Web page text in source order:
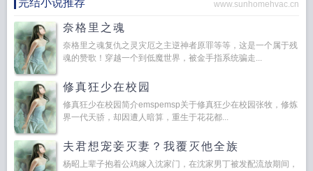
完结小说推荐 www.sunhomehvac.cn
奈格里之魂
奈格里之魂复仇之灵灾厄之主逆神者原罪等等，这是一个属于残
魂的赞歌！穿越一个到低魔世界，被金手指系统骗走...
修真狂少在校园
修真狂少在校园简介emspemsp关于修真狂少在校园张牧，修炼
界一代天骄，却因遭人暗算，重生于花花都...
夫君想宠妾灭妻？我覆灭他全族
杨昭上辈子抱着公鸡嫁入沈家门，在沈家男丁被发配流放期间，